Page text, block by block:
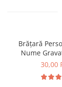
Brățară
Nume
Placat
30,00